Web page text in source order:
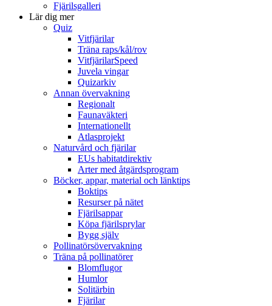
Fjärilsgalleri
Lär dig mer
Quiz
Vitfjärilar
Träna raps/kål/rov
VitfjärilarSpeed
Juvela vingar
Quizarkiv
Annan övervakning
Regionalt
Faunaväkteri
Internationellt
Atlasprojekt
Naturvård och fjärilar
EUs habitatdirektiv
Arter med åtgärdsprogram
Böcker, appar, material och länktips
Boktips
Resurser på nätet
Fjärilsappar
Köpa fjärilsprylar
Bygg själv
Pollinatörsövervakning
Träna på pollinatörer
Blomflugor
Humlor
Solitärbin
Fjärilar